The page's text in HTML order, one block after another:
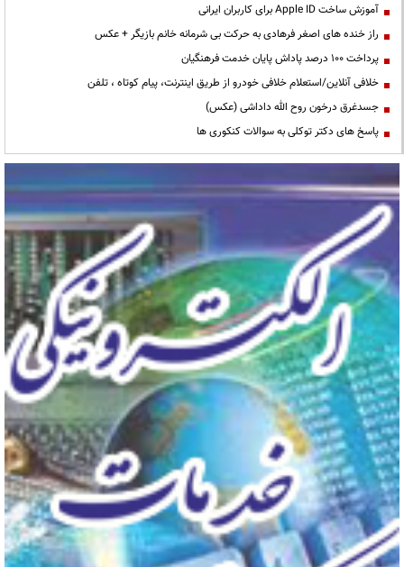
آموزش ساخت Apple ID برای کاربران ایرانی
راز خنده های اصغر فرهادی به حرکت بی شرمانه خانم بازیگر + عکس
پرداخت ۱۰۰ درصد پاداش پایان خدمت فرهنگیان
خلافی آنلاین/استعلام خلافی خودرو از طریق اینترنت، پیام کوتاه ، تلفن
جسدغرق درخون روح الله داداشی (عکس)
پاسخ های دکتر توکلی به سوالات کنکوری ها